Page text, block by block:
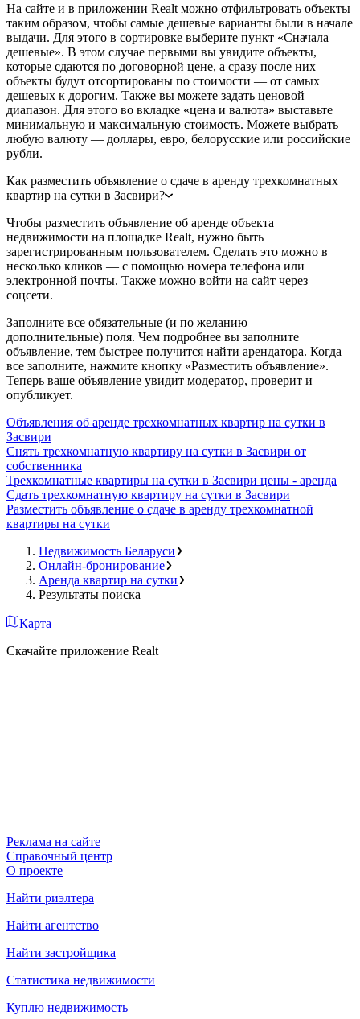
На сайте и в приложении Realt можно отфильтровать объекты
таким образом, чтобы самые дешевые варианты были в начале
выдачи. Для этого в сортировке выберите пункт «Сначала
дешевые». В этом случае первыми вы увидите объекты,
которые сдаются по договорной цене, а сразу после них
объекты будут отсортированы по стоимости — от самых
дешевых к дорогим. Также вы можете задать ценовой
диапазон. Для этого во вкладке «цена и валюта» выставьте
минимальную и максимальную стоимость. Можете выбрать
любую валюту — доллары, евро, белорусские или российские
рубли.
Как разместить объявление о сдаче в аренду трехкомнатных
квартир на сутки в Засвири?
Чтобы разместить объявление об аренде объекта
недвижимости на площадке Realt, нужно быть
зарегистрированным пользователем. Сделать это можно в
несколько кликов — с помощью номера телефона или
электронной почты. Также можно войти на сайт через
соцсети.
Заполните все обязательные (и по желанию —
дополнительные) поля. Чем подробнее вы заполните
объявление, тем быстрее получится найти арендатора. Когда
все заполните, нажмите кнопку «Разместить объявление».
Теперь ваше объявление увидит модератор, проверит и
опубликует.
Объявления об аренде трехкомнатных квартир на сутки в
Засвири
Снять трехкомнатную квартиру на сутки в Засвири от
собственника
Трехкомнатные квартиры на сутки в Засвири цены - аренда
Сдать трехкомнатную квартиру на сутки в Засвири
Разместить объявление о сдаче в аренду трехкомнатной
квартиры на сутки
Недвижимость Беларуси
Онлайн-бронирование
Аренда квартир на сутки
Результаты поиска
Карта
Скачайте приложение Realt
Реклама на сайте
Справочный центр
О проекте
Найти риэлтера
Найти агентство
Найти застройщика
Статистика недвижимости
Куплю недвижимость